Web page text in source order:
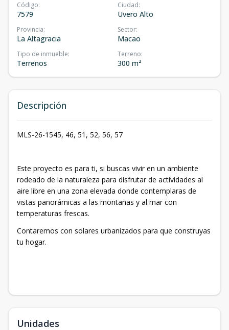
Código:
7579
Ciudad:
Uvero Alto
Provincia:
La Altagracia
Sector:
Macao
Tipo de inmueble:
Terrenos
Terreno:
300 m²
Descripción
MLS-26-1545, 46, 51, 52, 56, 57
Este proyecto es para ti, si buscas vivir en un ambiente
rodeado de la naturaleza para disfrutar de actividades al
aire libre en una zona elevada donde contemplaras de
vistas panorámicas a las montañas y al mar con
temperaturas frescas.
Contaremos con solares urbanizados para que construyas
tu hogar.
Unidades